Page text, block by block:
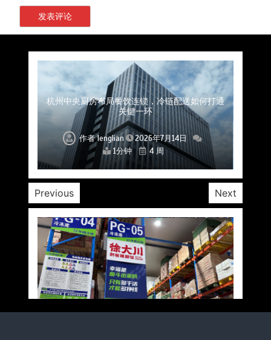
上海餐饮连锁加速，冷链配送如何破解冻品食材
流通难题？
作者lenglian
2026年7月14日
1分钟
4 周
杭州中央厨房布局餐饮连锁，冷链配送如何打通
关键一环
作者lenglian
2026年7月14日
1分钟
4 周
北京餐饮企业如何选择冷链公司？
作者lenglian
2026年7月14日
1分钟
4 周
深圳冷链物流如何护航餐饮连锁？冻品食材流通
全解析
作者lenglian
2026年7月14日
1分钟
4 周
北京餐饮仓配一体化的核心价值与落地实践解析
作者lenglian
2026年7月14日
1分钟
4 周
武汉冻品配送三要素：控温、时效、低成本如何
兼得？
作者lenglian
2026年7月14日
1分钟
4 周
重庆冷链布局解冻食材运输密码，餐饮连锁如何
稳控品质？
作者lenglian
2026年7月14日
1分钟
4 周
Previous Next